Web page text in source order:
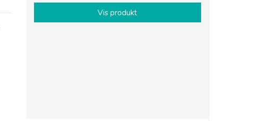
Vis produkt